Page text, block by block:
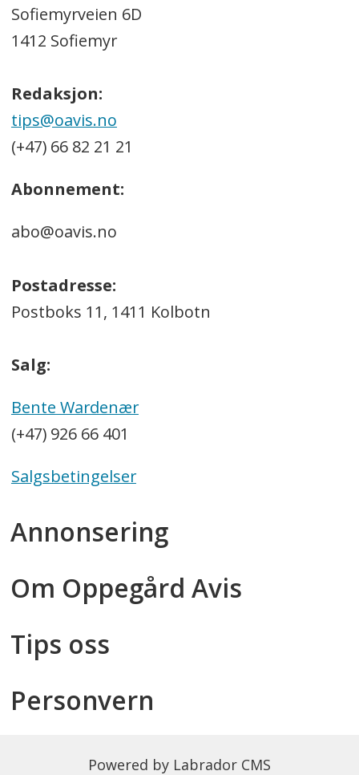
Sofiemyrveien 6D
1412 Sofiemyr
Redaksjon:
tips@oavis.no
(+47) 66 82 21 21
Abonnement:
abo@oavis.no
Postadresse:
Postboks 11, 1411 Kolbotn
Salg:
Bente Wardenær
(+47) 926 66 401
Salgsbetingelser
Annonsering
Om Oppegård Avis
Tips oss
Personvern
Powered by Labrador CMS